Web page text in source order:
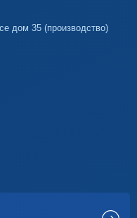
дом 35 (производство)